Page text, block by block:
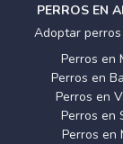
PERROS EN
Adoptar
Perros en
Perros en
Perros en
Perros en
Perros en